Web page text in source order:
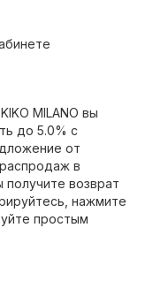
MILANO вы
до 5.0% с
от
в
получите возврат
нажмите
простым